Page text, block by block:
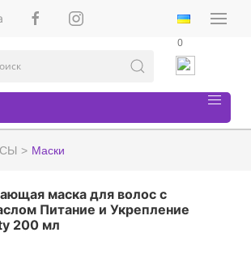
0
Маски
маска для волос с
Питание и Укрепление
200 мл